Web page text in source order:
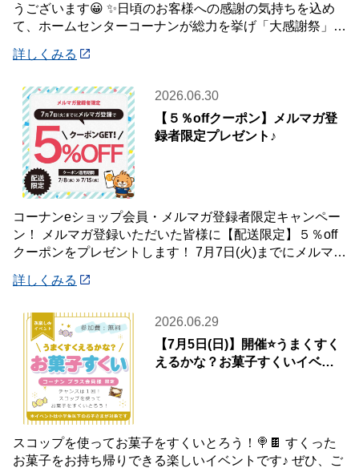
うございます😀 ✨日頃のお客様への感謝の気持ちを込め
て、ホームセンターコーナンが総力を挙げ「大感謝祭」を
詳しくみる
2026.06.30
【５％offクーポン】メルマガ登
録者限定プレゼント♪
コーナンeショップ会員・メルマガ登録者限定キャンペー
ン！ メルマガ登録いただいた皆様に【配送限定】５％off
クーポンをプレゼントします！ 7月7日(火)までにメルマガ
詳しくみる
2026.06.29
【7月5日(日)】開催⭐️うまくすく
えるかな？お菓子すくいイベン
スコップを使ってお菓子をすくいとろう！🍭🍫 すくった
お菓子をお持ち帰りできる楽しいイベントです♪ ぜひ、ご